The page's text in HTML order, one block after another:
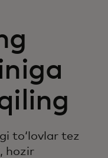
toʻlovlar tez
hozir